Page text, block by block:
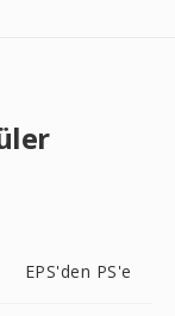
EPS'den PS'e